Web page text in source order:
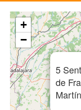
5
de
+
−